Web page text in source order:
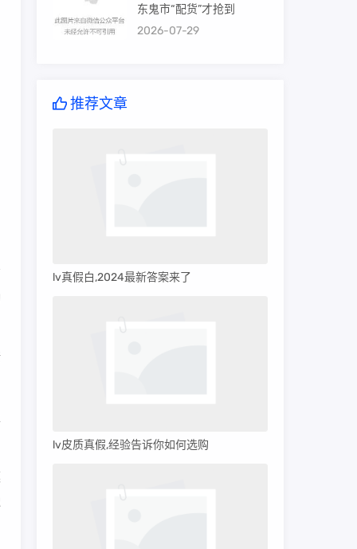
东鬼市“配货”才抢到
2026-07-29
推荐文章
lv真假白,2024最新答案来了
lv皮质真假,经验告诉你如何选购